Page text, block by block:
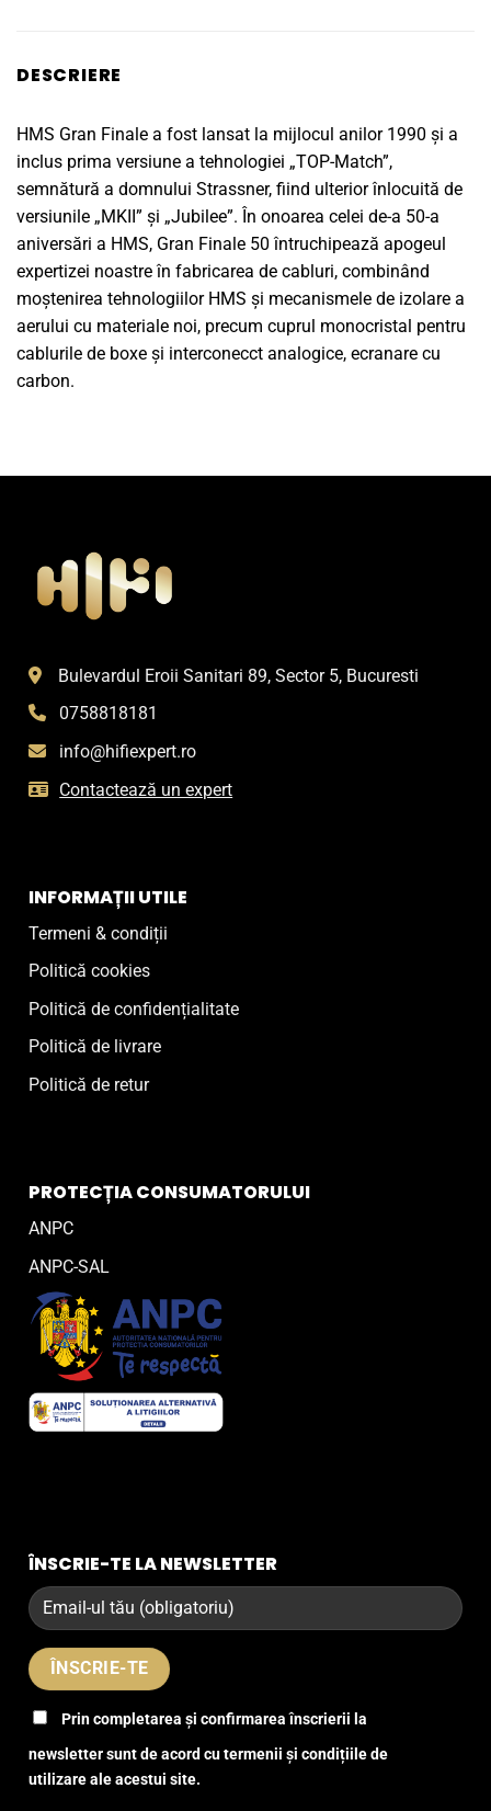
DESCRIERE
HMS Gran Finale a fost lansat la mijlocul anilor 1990 și a
inclus prima versiune a tehnologiei „TOP-Match”,
semnătură a domnului Strassner, fiind ulterior înlocuită de
versiunile „MKII” și „Jubilee”. În onoarea celei de-a 50-a
aniversări a HMS, Gran Finale 50 întruchipează apogeul
expertizei noastre în fabricarea de cabluri, combinând
moștenirea tehnologiilor HMS și mecanismele de izolare a
aerului cu materiale noi, precum cuprul monocristal pentru
cablurile de boxe și interconecct analogice, ecranare cu
carbon.
Bulevardul Eroii Sanitari 89, Sector 5, Bucuresti
0758818181
info@hifiexpert.ro
Contactează un expert
INFORMAȚII UTILE
Termeni & condiții
Politică cookies
Politică de confidențialitate
Politică de livrare
Politică de retur
PROTECȚIA CONSUMATORULUI
ANPC
ANPC-SAL
ÎNSCRIE-TE LA NEWSLETTER
Prin completarea și confirmarea înscrierii la
newsletter sunt de acord cu termenii și condițiile de
utilizare ale acestui site.